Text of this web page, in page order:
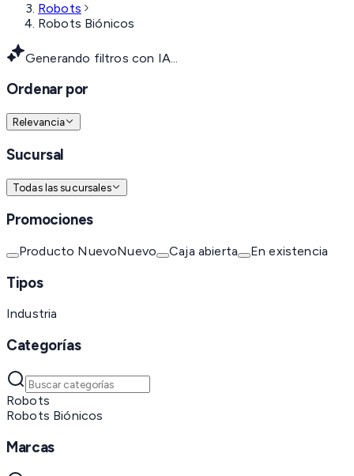
Robots
Robots Biónicos
Generando filtros con IA...
Ordenar por
Relevancia
Sucursal
Todas las sucursales
Promociones
Producto NuevoNuevo Caja abierta En existencia
Tipos
Industria
Categorías
Robots
Robots Biónicos
Marcas